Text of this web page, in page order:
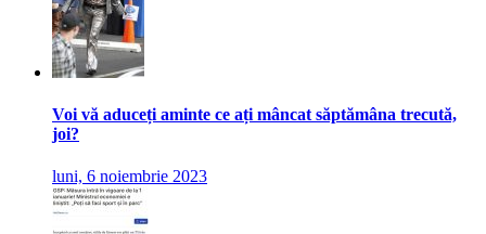
Voi vă aduceți aminte ce ați mâncat săptămâna trecută,
joi?
luni, 6 noiembrie 2023